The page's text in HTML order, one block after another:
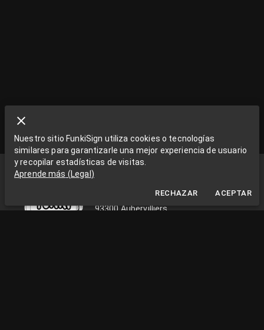
La Grange aux rêves, 3 bis rue Chapon
93300 Aubervilliers
Nuestro sitio FunkiSign utiliza cookies o tecnologías
similares para garantizarle una mejor experiencia de usuario
y recopilar estadísticas de visitas.
Aprende más (Legal )
RECHAZAR ACEPTAR